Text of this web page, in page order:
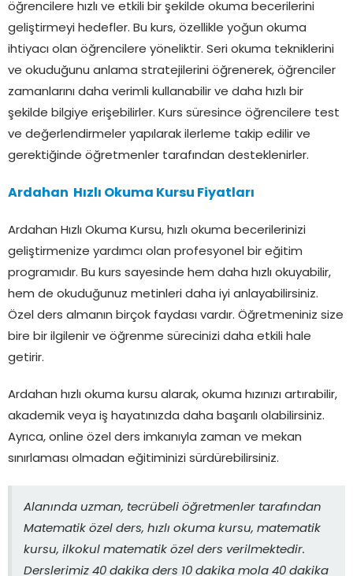
öğrencilere hızlı ve etkili bir şekilde okuma becerilerini
geliştirmeyi hedefler. Bu kurs, özellikle yoğun okuma
ihtiyacı olan öğrencilere yöneliktir. Seri okuma tekniklerini
ve okuduğunu anlama stratejilerini öğrenerek, öğrenciler
zamanlarını daha verimli kullanabilir ve daha hızlı bir
şekilde bilgiye erişebilirler. Kurs süresince öğrencilere test
ve değerlendirmeler yapılarak ilerleme takip edilir ve
gerektiğinde öğretmenler tarafından desteklenirler.
Ardahan Hızlı Okuma Kursu Fiyatları
Ardahan Hızlı Okuma Kursu, hızlı okuma becerilerinizi
geliştirmenize yardımcı olan profesyonel bir eğitim
programıdır. Bu kurs sayesinde hem daha hızlı okuyabilir,
hem de okuduğunuz metinleri daha iyi anlayabilirsiniz.
Özel ders almanın birçok faydası vardır. Öğretmeniniz size
bire bir ilgilenir ve öğrenme sürecinizi daha etkili hale
getirir.
Ardahan hızlı okuma kursu alarak, okuma hızınızı artırabilir,
akademik veya iş hayatınızda daha başarılı olabilirsiniz.
Ayrıca, online özel ders imkanıyla zaman ve mekan
sınırlaması olmadan eğitiminizi sürdürebilirsiniz.
Alanında uzman, tecrübeli öğretmenler tarafından
Matematik özel ders, hızlı okuma kursu, matematik
kursu, ilkokul matematik özel ders verilmektedir.
Derslerimiz 40 dakika ders 10 dakika mola 40 dakika